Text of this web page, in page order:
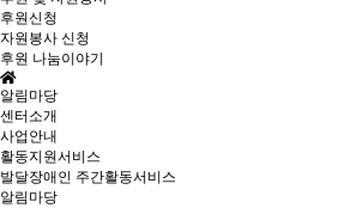
후원신청
자원봉사 신청
후원 나눔이야기
알림마당
센터소개
사업안내
활동지원서비스
발달장애인 주간활동서비스
알림마당